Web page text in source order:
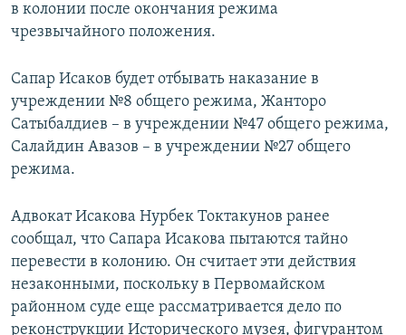
в колонии после окончания режима
чрезвычайного положения.
Сапар Исаков будет отбывать наказание в
учреждении №8 общего режима, Жанторо
Сатыбалдиев – в учреждении №47 общего режима,
Салайдин Авазов – в учреждении №27 общего
режима.
Адвокат Исакова Нурбек Токтакунов ранее
сообщал, что Сапара Исакова пытаются тайно
перевести в колонию. Он считает эти действия
незаконными, поскольку в Первомайском
районном суде еще рассматривается дело по
реконструкции Исторического музея, фигурантом